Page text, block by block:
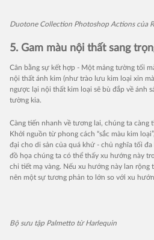
Duotone Collection Photoshop Actions của
5. Gam màu nội thất sang
Cân bằng sự kết hợp - Một mảng tường tối
nội thất ánh kim (như trào lưu kim loại xỉn
ngược lại nội thất kim loại sẽ bù đắp về ánh
tường kia.
Càng tiến nhanh về tương lai, chúng ta càng
Khởi nguồn từ phong cách “sắc màu kim
đại cho di sản của quá khứ - chủ nghĩa tối
đồ họa chúng ta có thể thấy xu hướng này
chi tiết mạ vàng. Nếu xu hướng này lan rộng
nên một sự tương phản to lớn so với xu
Bộ sưu tập Palmetto từ Harlequin